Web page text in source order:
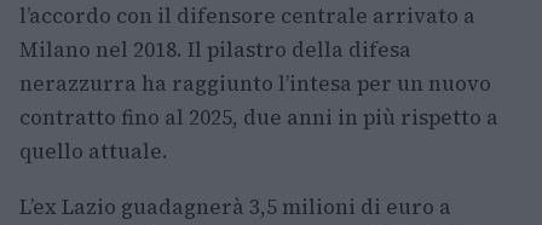
l’accordo con il difensore centrale arrivato a
Milano nel 2018. Il pilastro della difesa
nerazzurra ha raggiunto l’intesa per un nuovo
contratto fino al 2025, due anni in più rispetto a
quello attuale.
L’ex Lazio guadagnerà 3,5 milioni di euro a